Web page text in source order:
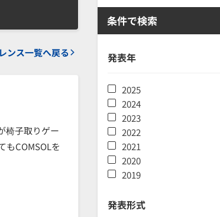
ンス一覧へ戻る
椅子取りゲー
もCOMSOLを
条件で検索
発表年
2025
2024
2023
2022
2021
2020
2019
発表形式